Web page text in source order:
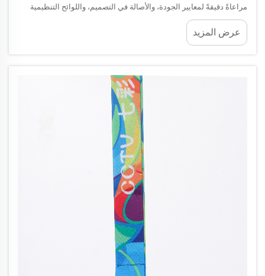
مراعاةً دقيقةً لمعايير الجودة، والأصالة في التصميم، واللوائح التنظيمية
الخاصة بالمنافسات. فالميدالية التي تختارها لا تمثّل جائزةً فحسب، بل
تعكس أيضًا هيبة...
عرض المزيد